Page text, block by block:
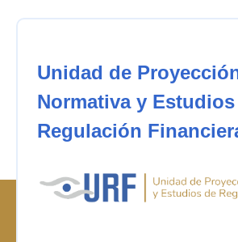
Unidad de
Normativa y
Regulación